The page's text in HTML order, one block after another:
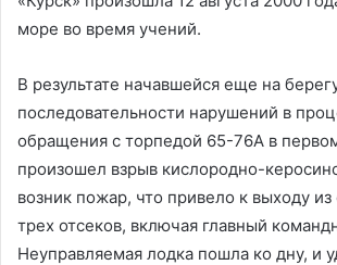
море во время учений.
В результате начавшейся еще на
последовательности нарушений в
обращения с торпедой 65-76А в
произошел взрыв кислородно-
возник пожар, что привело к выходу
трех отсеков, включая главный
Неуправляемая лодка пошла ко дну, и